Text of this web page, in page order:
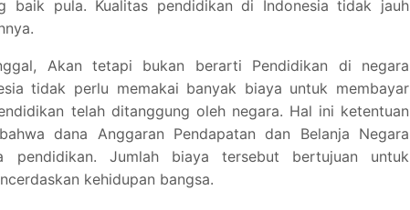
baik pula. Kualitas pendidikan di Indonesia tidak jauh
Akan tetapi bukan berarti Pendidikan di negara
tidak perlu memakai banyak biaya untuk membayar
telah ditanggung oleh negara. Hal ini ketentuan
dana Anggaran Pendapatan dan Belanja Negara
pendidikan. Jumlah biaya tersebut bertujuan untuk
kehidupan bangsa.